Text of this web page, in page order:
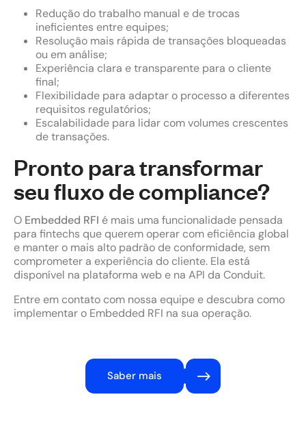
Redução do trabalho manual e de trocas
ineficientes entre equipes;
Resolução mais rápida de transações bloqueadas
ou em análise;
Experiência clara e transparente para o cliente
final;
Flexibilidade para adaptar o processo a diferentes
requisitos regulatórios;
Escalabilidade para lidar com volumes crescentes
de transações.
Pronto para transformar
seu fluxo de compliance?
O Embedded RFI é mais uma funcionalidade pensada
para fintechs que querem operar com eficiência global
e manter o mais alto padrão de conformidade, sem
comprometer a experiência do cliente. Ela está
disponível na plataforma web e na API da Conduit.
Entre em contato com nossa equipe e descubra como
implementar o Embedded RFI na sua operação.
Saber mais